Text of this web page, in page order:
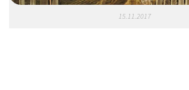
15.11.2017